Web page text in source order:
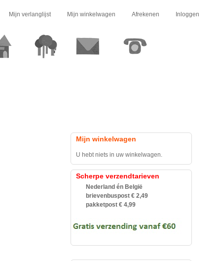
Mijn verlanglijst Mijn winkelwagen Afrekenen Inloggen
Mijn winkelwagen
U hebt niets in uw winkelwagen.
Scherpe verzendtarieven
Nederland én België
brievenbuspost € 2,49
pakketpost € 4,99